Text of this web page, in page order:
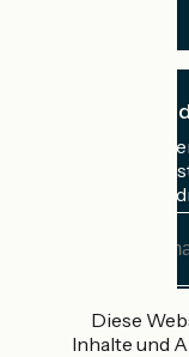
Ich
Erhalten Sie
Rad in Ihrem
Meine E-Mail-
Adresse
Gefördert im
Diese
Inhalte und